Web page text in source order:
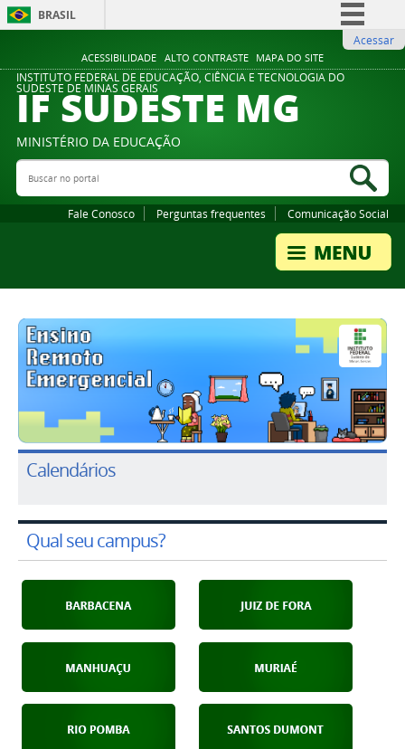
ACESSIBILIDADE ALTO CONTRASTE MAPA DO SITE
BRASIL
Comunica BR
Participe
Legislação
Acessar
INSTITUTO FEDERAL DE EDUCAÇÃO, CIÊNCIA E TECNOLOGIA DO
SUDESTE DE MINAS GERAIS
IF SUDESTE MG
MINISTÉRIO DA EDUCAÇÃO
Buscar no portal
Fale Conosco Perguntas frequentes Comunicação Social
Calendários
Qual seu campus?